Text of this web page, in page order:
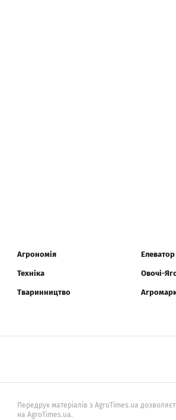
Агрономія
Техніка
Тваринництво
Елеватор
Овочі-
Передрук матеріалів з AgroTimes.ua
на AgroTimes.ua.